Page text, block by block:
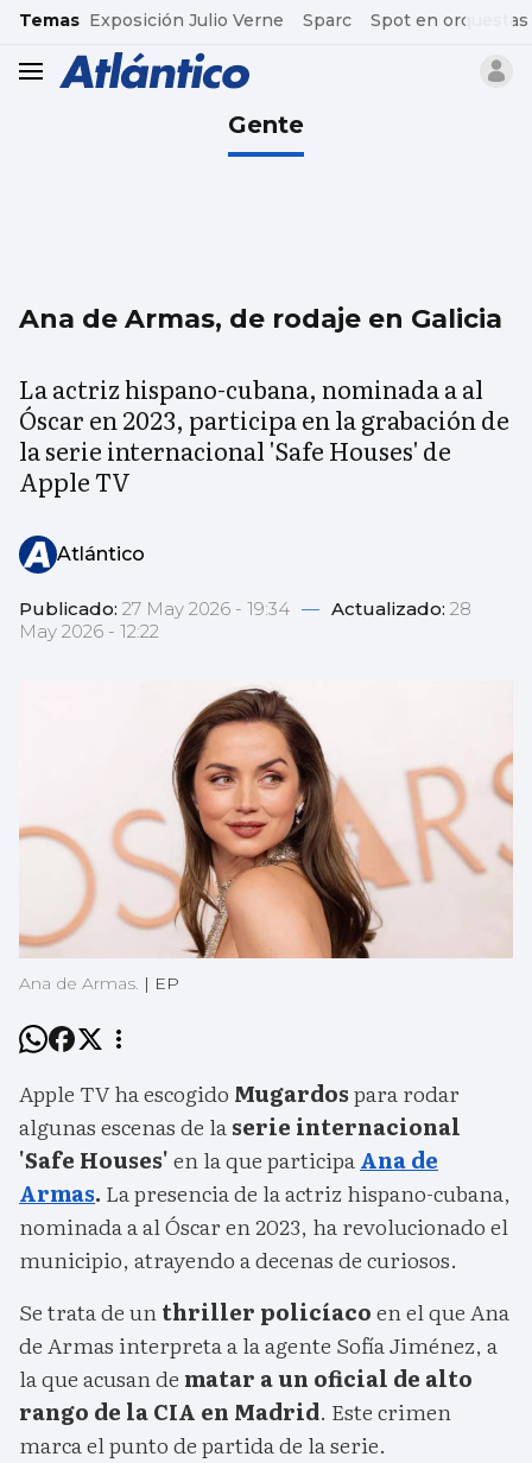
common.go-to-content
Temas Exposición Julio Verne Sparc Spot en orquestas
header.menu.open
Gente
Ana de Armas, de rodaje en Galicia
La actriz hispano-cubana, nominada a al
Óscar en 2023, participa en la grabación de
la serie internacional 'Safe Houses' de
Apple TV
Atlántico
Publicado: 27 May 2026 - 19:34 — Actualizado: 28
May 2026 - 12:22
Ana de Armas. | EP
Apple TV ha escogido Mugardospara rodar
algunas escenas de laserie internacional
'Safe Houses'en la que participaAna de
Armas. La presencia de la actriz hispano-cubana,
nominada a al Óscar en 2023, ha revolucionado el
municipio, atrayendo a decenas de curiosos.
Se trata de unthriller policíacoen el que Ana
de Armas interpreta a la agente Sofía Jiménez, a
la que acusan de matar a un oficial de alto
rango de la CIA en Madrid. Este crimen
marca el punto de partida de la serie.